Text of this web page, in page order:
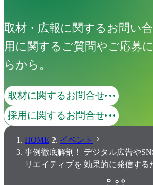
取材・広報に関するお問い
用に関するご質問やご応募
らから。
取材に関するお問合せ
採用に関するお問合せ
HOME
イベント
事例徹底解剖！ デジタル広告や
リエイティブを 効果的に発信する